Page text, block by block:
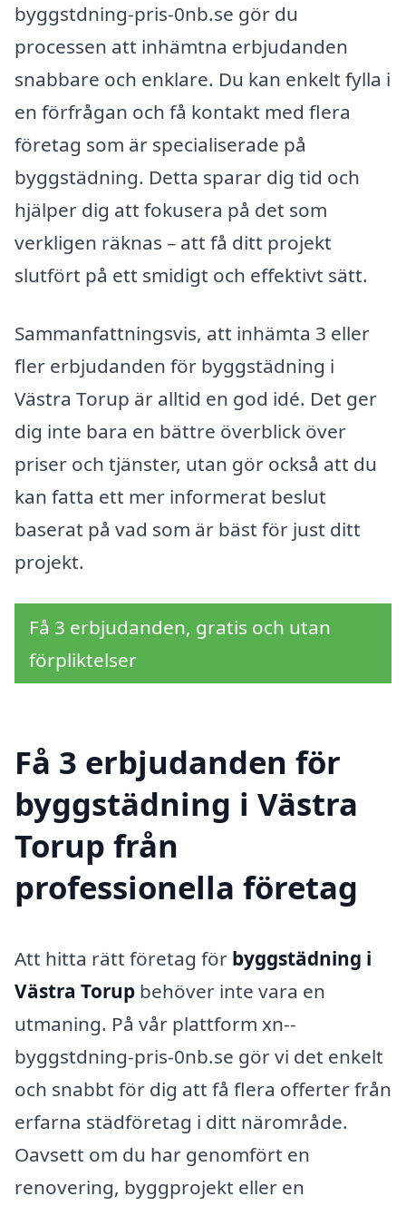
byggstdning-pris-0nb.se gör du
processen att inhämtna erbjudanden
snabbare och enklare. Du kan enkelt fylla i
en förfrågan och få kontakt med flera
företag som är specialiserade på
byggstädning. Detta sparar dig tid och
hjälper dig att fokusera på det som
verkligen räknas – att få ditt projekt
slutfört på ett smidigt och effektivt sätt.
Sammanfattningsvis, att inhämta 3 eller
fler erbjudanden för byggstädning i
Västra Torup är alltid en god idé. Det ger
dig inte bara en bättre överblick över
priser och tjänster, utan gör också att du
kan fatta ett mer informerat beslut
baserat på vad som är bäst för just ditt
projekt.
Få 3 erbjudanden, gratis och utan
förpliktelser
Få 3 erbjudanden för
byggstädning i Västra
Torup från
professionella företag
Att hitta rätt företag för byggstädning i
Västra Torup behöver inte vara en
utmaning. På vår plattform xn--
byggstdning-pris-0nb.se gör vi det enkelt
och snabbt för dig att få flera offerter från
erfarna städföretag i ditt närområde.
Oavsett om du har genomfört en
renovering, byggprojekt eller en